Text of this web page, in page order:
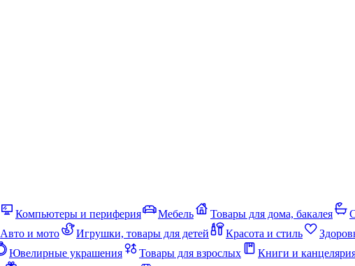
Компьютеры и периферия Мебель Товары для дома, бакалея
Авто и мото Игрушки, товары для детей Красота и стиль
Ювелирные украшения Товары для взрослых Книги и